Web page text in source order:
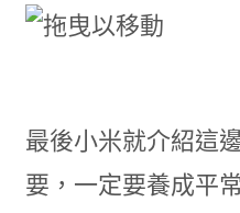
最後小米就介紹這
要，一定要養成平